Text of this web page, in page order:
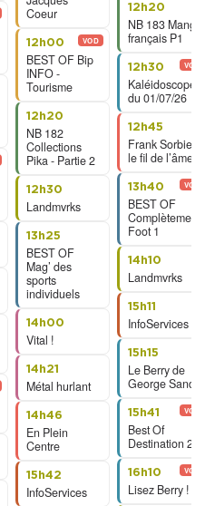
Coeur
12h00
BEST OF Bip
INFO -
Tourisme
VOD
12h20
NB 182
Collections
Pika - Partie 2
12h30
Landmvrks
13h25
BEST OF
Mag’ des
sports
individuels
14h00
Vital !
14h21
Métal hurlant
14h46
En Plein
Centre
15h42
InfoServices
12h20
NB 183 Manga
français P1
12h30
Kaléidoscope
du 01/07/26
VOD
12h45
Frank Sorbier,
le fil de l’âme
13h40
BEST OF
Complètement
Foot 1
VOD
14h10
Landmvrks
15h11
InfoServices
15h15
Le Berry de
George Sand
15h41
Best Of
Destination 2
VOD
16h10
Lisez Berry !
VOD